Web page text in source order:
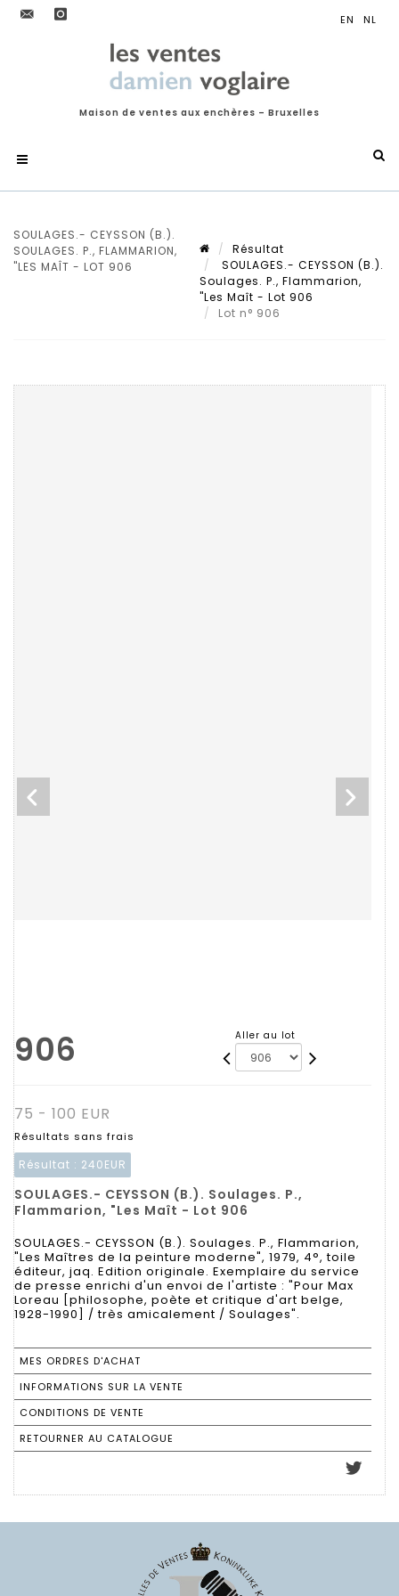
Maison de ventes aux enchères – Bruxelles
SOULAGES.- CEYSSON (B.).
SOULAGES. P., FLAMMARION,
"LES MAÎT - LOT 906
Résultat
SOULAGES.- CEYSSON (B.).
Soulages. P., Flammarion,
"Les Maît - Lot 906
Lot n° 906
906 Aller au lot
75 - 100 EUR
Résultats sans frais
Résultat : 240EUR
SOULAGES.- CEYSSON (B.). Soulages. P.,
Flammarion, "Les Maît - Lot 906
SOULAGES.- CEYSSON (B.). Soulages. P., Flammarion,
"Les Maîtres de la peinture moderne", 1979, 4°, toile
éditeur, jaq. Edition originale. Exemplaire du service
de presse enrichi d'un envoi de l'artiste : "Pour Max
Loreau [philosophe, poète et critique d'art belge,
1928-1990] / très amicalement / Soulages".
MES ORDRES D'ACHAT
INFORMATIONS SUR LA VENTE
CONDITIONS DE VENTE
RETOURNER AU CATALOGUE